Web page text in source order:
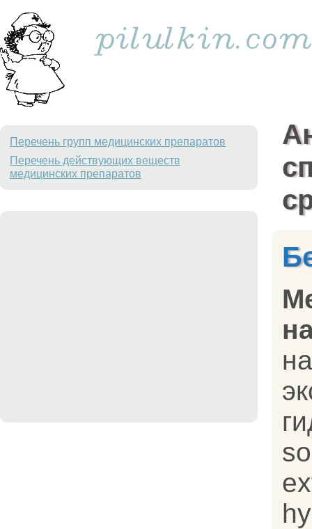
Перечень групп медицинских препаратов
Перечень действующих веществ
медицинских препаратов